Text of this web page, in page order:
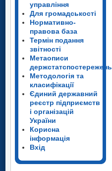
управління
Для громадськості
Нормативно-
правова база
Термін подання
звітності
Метаописи
держстатспостережень
Методологія та
класифікації
Єдиний державний
реєстр підприємств
і організацій
України
Корисна
інформація
Вхід